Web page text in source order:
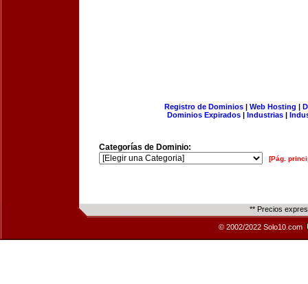
Registro de Dominios| Web Hosting |
Dominios Expirados | Industrias |
Categorías de Dominio:
[Pág.
** Precios
© 2002/2022 Solo10.com